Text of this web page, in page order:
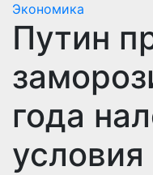
Экономика
Путин
года
условия